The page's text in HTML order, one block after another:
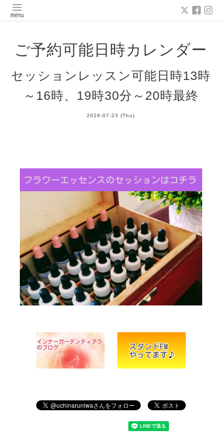
ご予約可能日時カレンダー
セッションレッスン可能日時13時
～16時、19時30分～20時最終
2026-07-23 (Thu)